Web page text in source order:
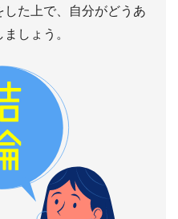
た上で、自分がどうあ
しょう。